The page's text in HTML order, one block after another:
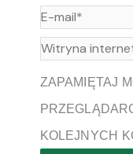
E-
MAIL*
WITRYNA
ZAPAMIĘTAJ
KOLEJNYCH